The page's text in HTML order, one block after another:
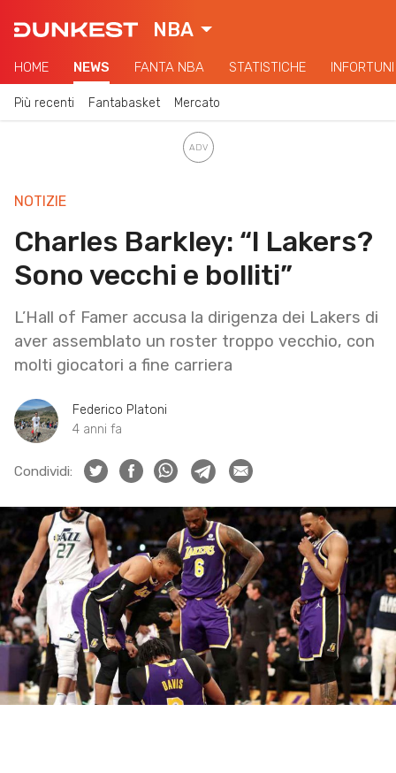
NBA
HOME NEWS FANTA NBA STATISTICHE INFORTUNI
Più recenti Fantabasket Mercato
NOTIZIE
Charles Barkley: “I Lakers?
Sono vecchi e bolliti”
L’Hall of Famer accusa la dirigenza dei Lakers di
aver assemblato un roster troppo vecchio, con
molti giocatori a fine carriera
Federico Platoni
4 anni fa
Condividi: